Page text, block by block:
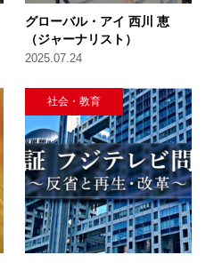
グローバル・アイ 西川 恵
（ジャーナリスト）
2025.07.24
社会・教育